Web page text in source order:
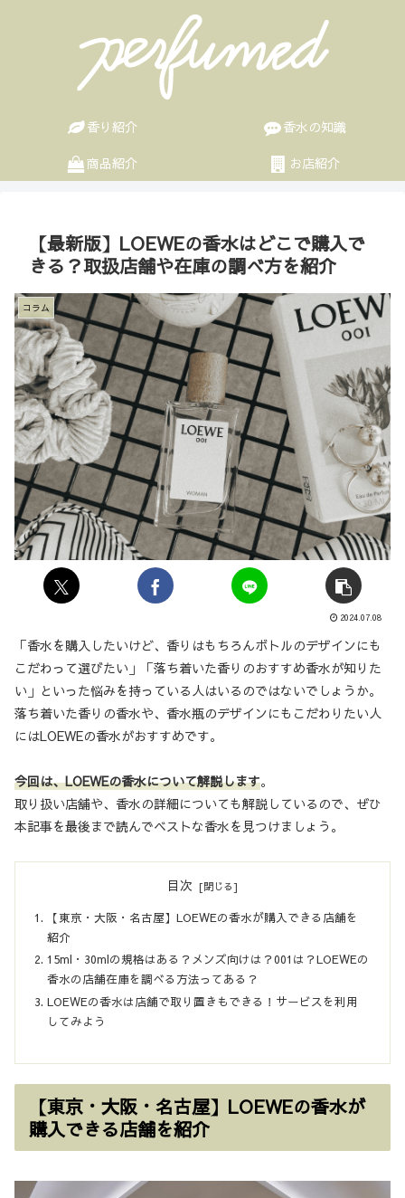
香り紹介
香水の知識
商品紹介
お店紹介
【最新版】LOEWEの香水はどこで購入で
きる？取扱店舗や在庫の調べ方を紹介
コラム
2024.07.08
「香水を購入したいけど、香りはもちろんボトルのデザインにも
こだわって選びたい」「落ち着いた香りのおすすめ香水が知りた
い」といった悩みを持っている人はいるのではないでしょうか。
落ち着いた香りの香水や、香水瓶のデザインにもこだわりたい人
にはLOEWEの香水がおすすめです。
今回は、LOEWEの香水について解説します。
取り扱い店舗や、香水の詳細についても解説しているので、ぜひ
本記事を最後まで読んでベストな香水を見つけましょう。
目次
【東京・大阪・名古屋】LOEWEの香水が購入できる店舗を
紹介
15ml・30mlの規格はある？メンズ向けは？001は？LOEWEの
香水の店舗在庫を調べる方法ってある？
LOEWEの香水は店舗で取り置きもできる！サービスを利用
してみよう
【東京・大阪・名古屋】LOEWEの香水が
購入できる店舗を紹介